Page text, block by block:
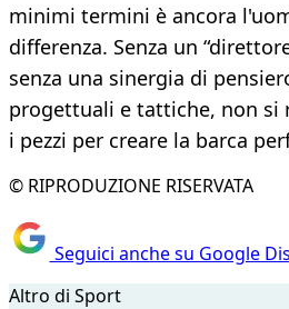
minimi termini è ancora
differenza. Senza un
senza una sinergia di
progettuali e tattiche, non si
i pezzi per creare la barca
© RIPRODUZIONE RISERVATA
Seguici anche su Google
Altro di Sport